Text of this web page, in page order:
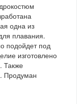
одна из
плавания.
подойдет под
изготовлено
Также
Продуман